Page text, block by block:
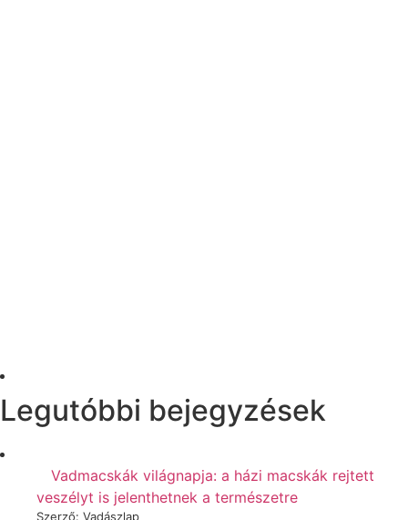
Legutóbbi bejegyzések
Vadmacskák világnapja: a házi macskák rejtett
veszélyt is jelenthetnek a természetre
Szerző: Vadászlap